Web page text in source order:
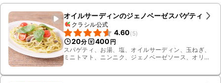
オイルサーディンのジェノベーゼスパゲティ
クラシル公式
4.60(5)
20分 400 円
スパゲティ、お湯、塩、オイルサーディン、玉ねぎ、
ミニトマト、ニンニク、ジェノベーゼソース、オリー